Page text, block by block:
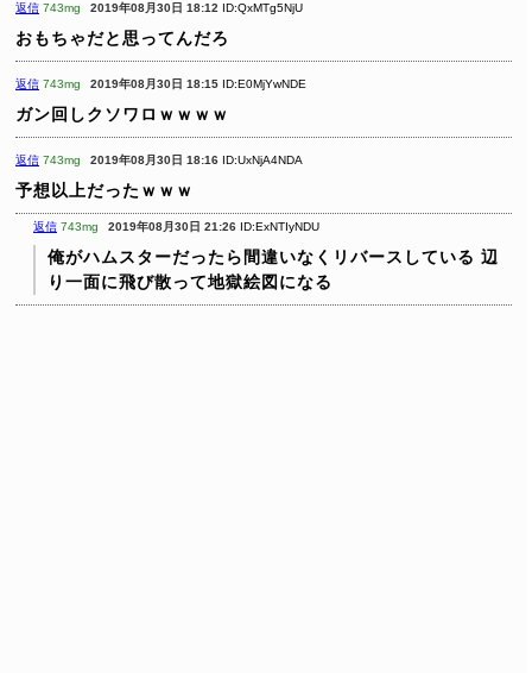
返信 743mg 2019年08月30日 18:12 ID:QxMTg5NjU
おもちゃだと思ってんだろ
返信 743mg 2019年08月30日 18:15 ID:E0MjYwNDE
ガン回しクソワロｗｗｗｗ
返信 743mg 2019年08月30日 18:16 ID:UxNjA4NDA
予想以上だったｗｗｗ
返信 743mg 2019年08月30日 21:26 ID:ExNTIyNDU
俺がハムスターだったら間違いなくリバースしている 辺
り一面に飛び散って地獄絵図になる